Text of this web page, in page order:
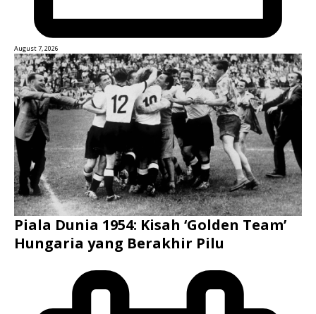
August 7, 2026
Piala Dunia 1954: Kisah ‘Golden Team’
Hungaria yang Berakhir Pilu